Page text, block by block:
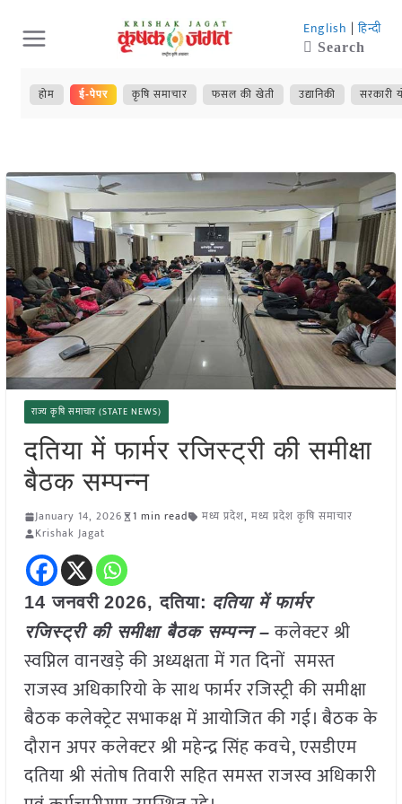
Skip
to
content
English | हिन्दी
Search
होम ई-पेपर कृषि समाचार फसल की खेती उद्यानिकी सरकारी
राज्य कृषि समाचार (STATE NEWS)
दतिया में फार्मर रजिस्ट्री की समीक्षा
बैठक सम्पन्न
January 14, 2026 1 min read मध्य प्रदेश, मध्य प्रदेश कृषि समाचार
Krishak Jagat
14 जनवरी 2026,दतिया: दतिया में फार्मर
रजिस्ट्री की समीक्षा बैठक सम्पन्न – कलेक्टर श्री
स्वप्निल वानखड़े की अध्यक्षता में गत दिनों समस्त
राजस्व अधिकारियो के साथ फार्मर रजिस्ट्री की समीक्षा
बैठक कलेक्ट्रेट सभाकक्ष में आयोजित की गई। बैठक के
दौरान अपर कलेक्टर श्री महेन्द्र सिंह कवचे, एसडीएम
दतिया श्री संतोष तिवारी सहित समस्त राजस्व अधिकारी